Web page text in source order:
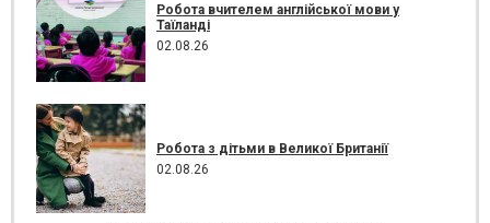
Робота вчителем англійської мови у
Таїланді
02.08.26
Робота з дітьми в Великої Британії
02.08.26